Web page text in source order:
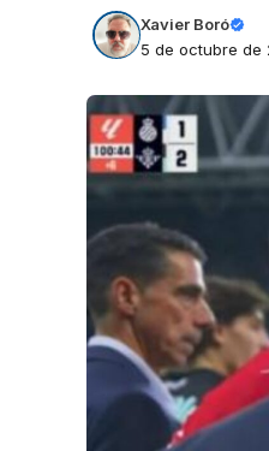
Xavier Boró
5 de octubre de